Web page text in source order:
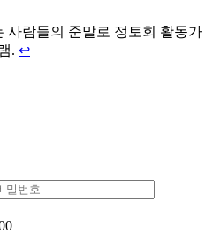
사람들의 준말로 정토회 활동가
. ↩